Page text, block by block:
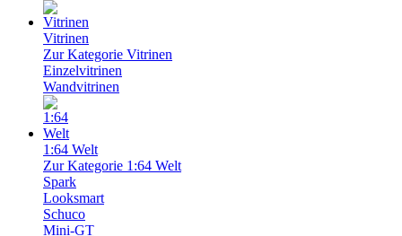
Vitrinen
Zur Kategorie Vitrinen
Einzelvitrinen
Wandvitrinen
1:64 Welt
Zur Kategorie 1:64 Welt
Spark
Looksmart
Schuco
Mini-GT